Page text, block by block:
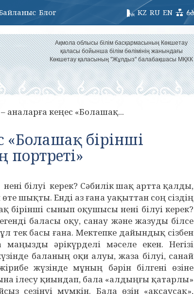
Блог EN
RU
KZ
Ақмола облысы білім басқармасының Көкшетау
қаласы бойынша білім бөлімінің жанындағы
Көкшетау қаласының "Жұлдыз" балабақшасы МҚКК
аналарға кеңес «Болашақ...
«Болашақ бірінші
білуі керек? Сәбилік шақ артта қалды,
шықты. Енді аз ғана уақыттан соң сіздің
бірінші сынып оқушысы нені білуікерек?
баласы оқу, санау және жазуды білсе
тек басы ғана. Мектепке дайындық сізбен
әрікүрделі мәселе екен. Негізі
баланың оқи алуы, жаза білуі, санай
жүзінде мұның бәрін білгені өзіне
ілесу қиындап, бала «алдыңғы қатарлы»
сезінуі мүмкін. Бала өзін «ақсаусақ»,